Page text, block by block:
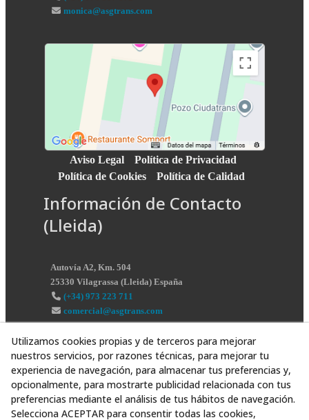
monica@asgtrans.com
Aviso Legal
Política de Privacidad
Política de Cookies
Política de Calidad
Información de Contacto
(Lleida)
Autovía A2, Km. 504
25330 Vilagrassa (Lleida) España
(+34) 973 223 711
comercial@asgtrans.com
Utilizamos cookies propias y de terceros para mejorar
nuestros servicios, por razones técnicas, para mejorar tu
experiencia de navegación, para almacenar tus preferencias y,
opcionalmente, para mostrarte publicidad relacionada con tus
preferencias mediante el análisis de tus hábitos de navegación.
Selecciona ACEPTAR para consentir todas las cookies,